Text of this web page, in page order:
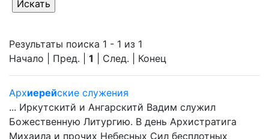
Результаты поиска 1 - 1 из 1
Начало | Пред. | 1 | След. | Конец
Архиерейские служения
... Иркутскитй и Ангарскитй Вадим служил
Божественную Литургию. В день Архистратига
Михаила и прочих Небесных Сил бесплотных